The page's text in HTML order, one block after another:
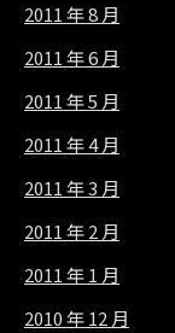
2011 年 8 月
2011 年 6 月
2011 年 5 月
2011 年 4 月
2011 年 3 月
2011 年 2 月
2011 年 1 月
2010 年 12 月